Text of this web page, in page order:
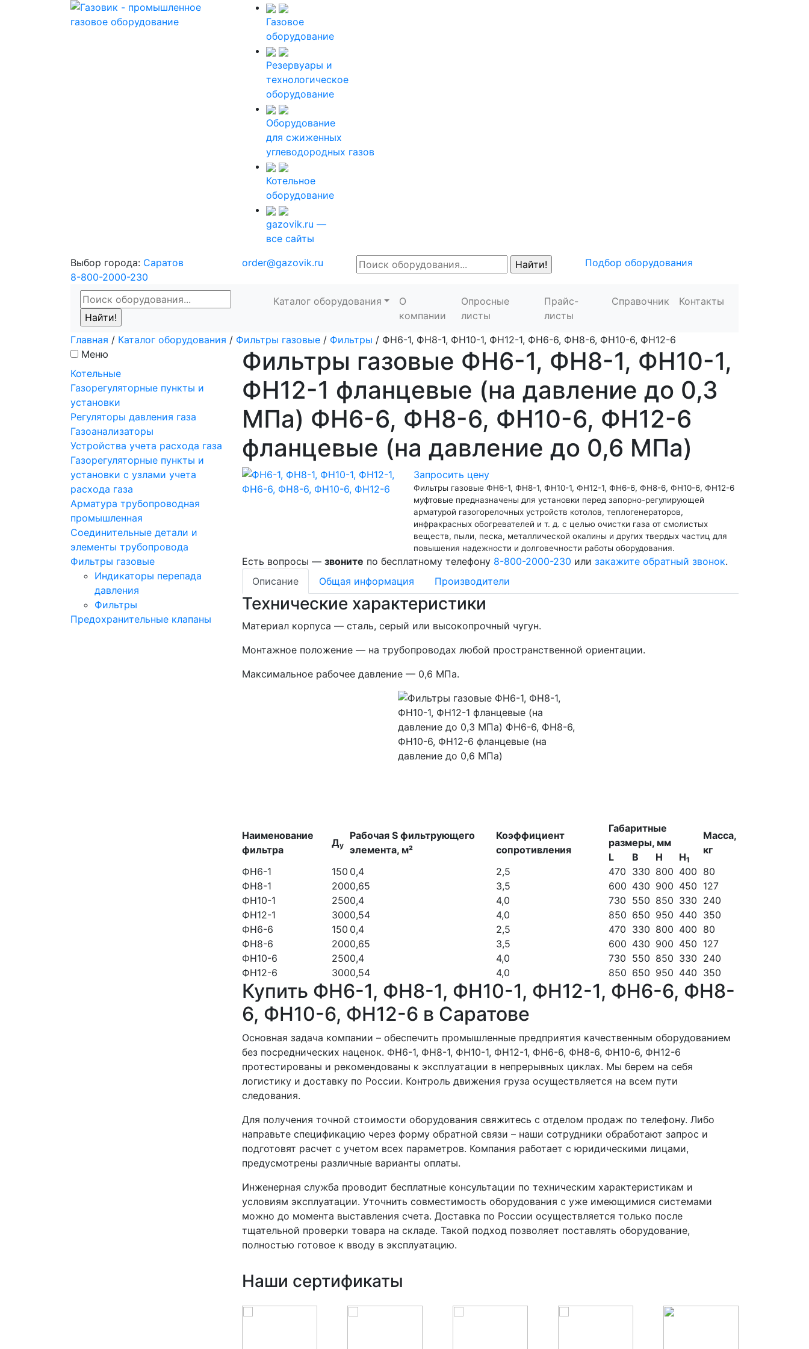
Газовое
оборудование
Резервуары и
технологическое
оборудование
Оборудование
для сжиженных
углеводородных газов
Котельное
оборудование
gazovik.ru —
все сайты
Выбор города: Саратов
8-800-2000-230
order@gazovik.ru Подбор оборудования
Каталог оборудования
О
компании
Опросные
листы
Прайс-
листы
Справочник Контакты
Главная / Каталог оборудования / Фильтры газовые / Фильтры / ФН6-1, ФН8-1, ФН10-1, ФН12-1, ФН6-6, ФН8-6, ФН10-6, ФН12-6
Меню
Котельные
Газорегуляторные пункты и
установки
Регуляторы давления газа
Газоанализаторы
Устройства учета расхода газа
Газорегуляторные пункты и
установки с узлами учета
расхода газа
Арматура трубопроводная
промышленная
Соединительные детали и
элементы трубопровода
Фильтры газовые
Индикаторы перепада
давления
Фильтры
Предохранительные клапаны
Фильтры газовые ФН6-1, ФН8-1, ФН10-1,
ФН12-1 фланцевые (на давление до 0,3
МПа) ФН6-6, ФН8-6, ФН10-6, ФН12-6
фланцевые (на давление до 0,6 МПа)
Запросить цену
Фильтры газовые ФН6-1, ФН8-1, ФН10-1, ФН12-1, ФН6-6, ФН8-6, ФН10-6, ФН12-6
муфтовые предназначены для установки перед запорно-регулирующей
арматурой газогорелочных устройств котолов, теплогенераторов,
инфракрасных обогревателей и т. д. с целью очистки газа от смолистых
веществ, пыли, песка, металлической окалины и других твердых частиц для
повышения надежности и долговечности работы оборудования.
Есть вопросы — звоните по бесплатному телефону 8-800-2000-230 или закажите обратный звонок.
Описание
Общая информация Производители
Технические характеристики
Материал корпуса — сталь, серый или высокопрочный чугун.
Монтажное положение — на трубопроводах любой пространственной ориентации.
Максимальное рабочее давление — 0,6 МПа.
Наименование
фильтра
Ду
Рабочая S фильтрующего
элемента, м²
Коэффициент
сопротивления
Габаритные
размеры, мм
Масса,
кг
L B H H1
ФН6-1 150 0,4 2,5 470 330 800 400 80
ФН8-1
2000,65 3,5 600 430 900 450 127
ФН10-1
2500,4 4,0 730 550 850 330 240
ФН12-1
3000,54 4,0 850 650 950 440 350
ФН6-6
150 0,4 2,5 470 330 800 400 80
ФН8-6
2000,65 3,5 600 430 900 450 127
ФН10-6
2500,4 4,0 730 550 850 330 240
ФН12-6
3000,54 4,0 850 650 950 440 350
Купить ФН6-1, ФН8-1, ФН10-1, ФН12-1, ФН6-6, ФН8-
6, ФН10-6, ФН12-6 в Саратове
Основная задача компании – обеспечить промышленные предприятия качественным оборудованием
без посреднических наценок. ФН6-1, ФН8-1, ФН10-1, ФН12-1, ФН6-6, ФН8-6, ФН10-6, ФН12-6
протестированы и рекомендованы к эксплуатации в непрерывных циклах. Мы берем на себя
логистику и доставку по России. Контроль движения груза осуществляется на всем пути
следования.
Для получения точной стоимости оборудования свяжитесь с отделом продаж по телефону. Либо
направьте спецификацию через форму обратной связи – наши сотрудники обработают запрос и
подготовят расчет с учетом всех параметров. Компания работает с юридическими лицами,
предусмотрены различные варианты оплаты.
Инженерная служба проводит бесплатные консультации по техническим характеристикам и
условиям эксплуатации. Уточнить совместимость оборудования с уже имеющимися системами
можно до момента выставления счета. Доставка по России осуществляется только после
тщательной проверки товара на складе. Такой подход позволяет поставлять оборудование,
полностью готовое к вводу в эксплуатацию.
Наши сертификаты